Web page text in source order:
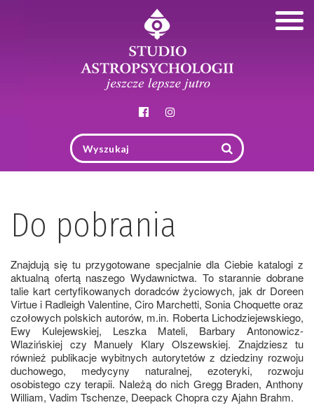
Do pobrania
Znajdują się tu przygotowane specjalnie dla Ciebie katalogi z
aktualną ofertą naszego Wydawnictwa. To starannie dobrane
talie kart certyfikowanych doradców życiowych, jak dr Doreen
Virtue i Radleigh Valentine, Ciro Marchetti, Sonia Choquette oraz
czołowych polskich autorów, m.in. Roberta Lichodziejewskiego,
Ewy Kulejewskiej, Leszka Mateli, Barbary Antonowicz-
Wlazińskiej czy Manuely Klary Olszewskiej. Znajdziesz tu
również publikacje wybitnych autorytetów z dziedziny rozwoju
duchowego, medycyny naturalnej, ezoteryki, rozwoju
osobistego czy terapii. Należą do nich Gregg Braden, Anthony
William, Vadim Tschenze, Deepack Chopra czy Ajahn Brahm.